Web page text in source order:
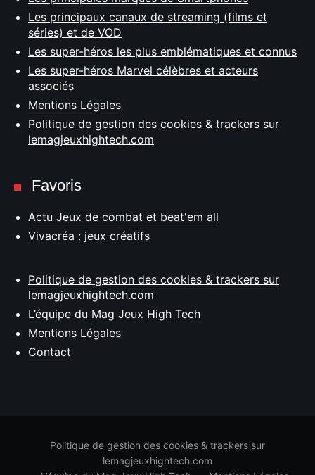
Les principaux canaux de streaming (films et
séries) et de VOD
Les super-héros les plus emblématiques et connus
Les super-héros Marvel célèbres et acteurs
associés
Mentions Légales
Politique de gestion des cookies & trackers sur
lemagjeuxhightech.com
Favoris
Actu Jeux de combat et beat'em all
Vivacréa : jeux créatifs
Politique de gestion des cookies & trackers sur
lemagjeuxhightech.com
L’équipe du Mag Jeux High Tech
Mentions Légales
Contact
Politique de gestion des cookies & trackers sur
lemagjeuxhightech.com